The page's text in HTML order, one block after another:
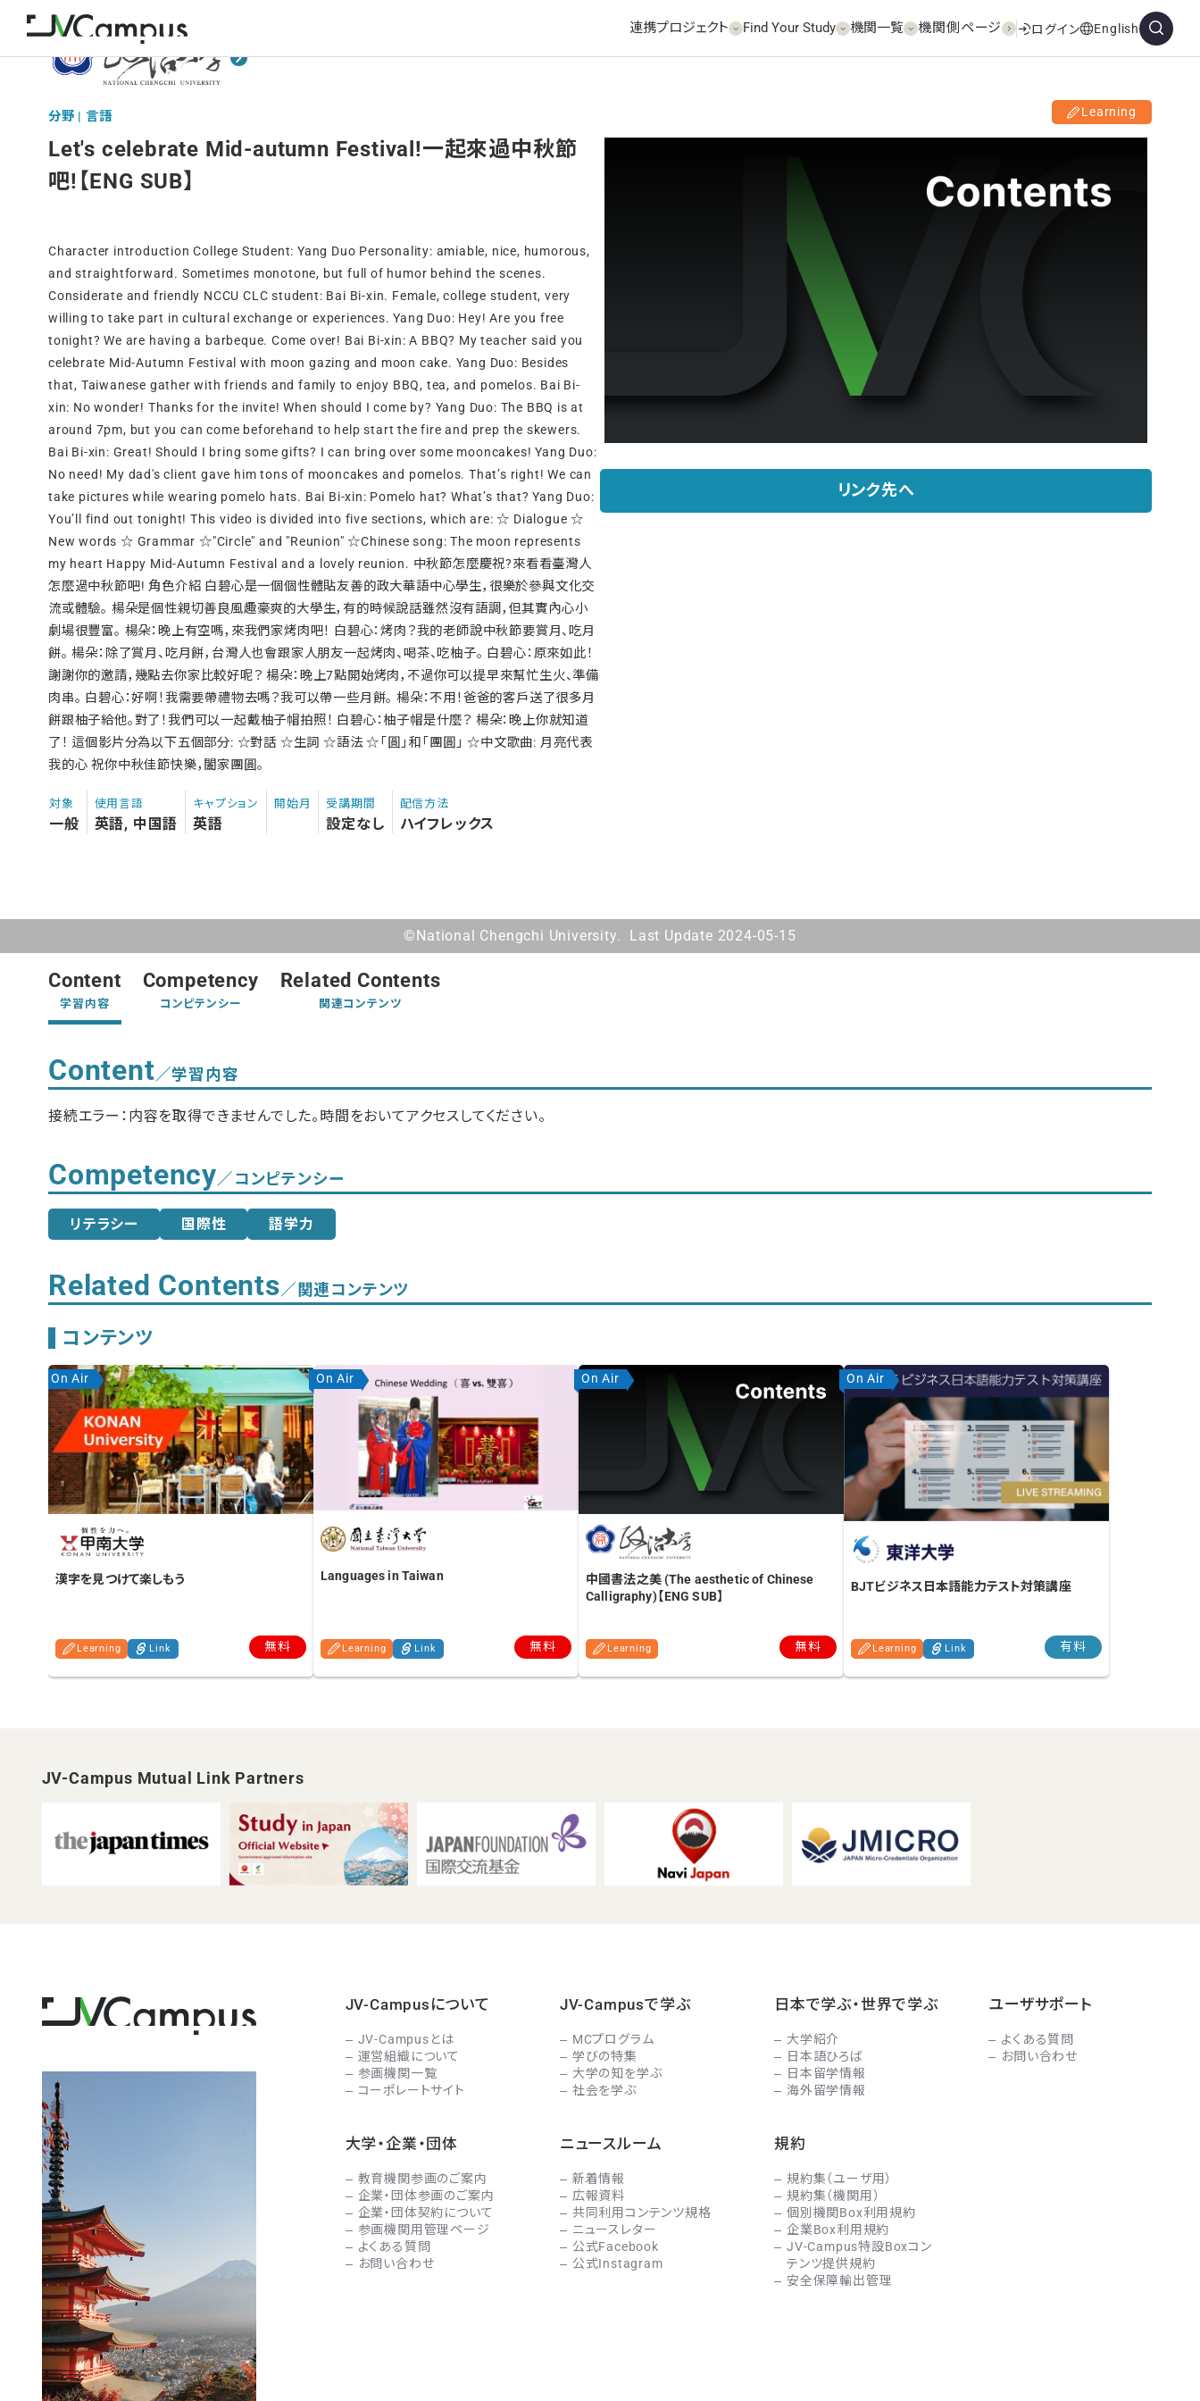
連携プロジェクト Find Your Study 機関一覧 機関側ページ ログイン English
分野 | 言語 Learning
Let's celebrate Mid-autumn Festival!一起來過中秋節
吧!【ENG SUB】
Character introduction College Student: Yang Duo Personality: amiable, nice, humorous,
and straightforward. Sometimes monotone, but full of humor behind the scenes.
Considerate and friendly NCCU CLC student: Bai Bi-xin. Female, college student, very
willing to take part in cultural exchange or experiences. Yang Duo: Hey! Are you free
tonight? We are having a barbeque. Come over! Bai Bi-xin: A BBQ? My teacher said you
celebrate Mid-Autumn Festival with moon gazing and moon cake. Yang Duo: Besides
that, Taiwanese gather with friends and family to enjoy BBQ, tea, and pomelos. Bai Bi-
xin: No wonder! Thanks for the invite! When should I come by? Yang Duo: The BBQ is at
around 7pm, but you can come beforehand to help start the fire and prep the skewers.
Bai Bi-xin: Great! Should I bring some gifts? I can bring over some mooncakes! Yang Duo:
No need! My dad's client gave him tons of mooncakes and pomelos. That’s right! We can
take pictures while wearing pomelo hats. Bai Bi-xin: Pomelo hat? What’s that? Yang Duo:
You’ll find out tonight! This video is divided into five sections, which are: ☆ Dialogue ☆
New words ☆ Grammar ☆"Circle" and "Reunion" ☆Chinese song: The moon represents
my heart Happy Mid-Autumn Festival and a lovely reunion. 中秋節怎麼慶祝?來看看臺灣人
怎麼過中秋節吧! 角色介紹 白碧心是一個個性體貼友善的政大華語中心學生，很樂於參與文化交
流或體驗。 楊朵是個性親切善良風趣豪爽的大學生，有的時候說話雖然沒有語調，但其實內心小
劇場很豐富。 楊朵：晚上有空嗎，來我們家烤肉吧！ 白碧心：烤肉？我的老師說中秋節要賞月、吃月
餅。 楊朵：除了賞月、吃月餅，台灣人也會跟家人朋友一起烤肉、喝茶、吃柚子。 白碧心：原來如此！
謝謝你的邀請，幾點去你家比較好呢？ 楊朵：晚上7點開始烤肉，不過你可以提早來幫忙生火、準備
肉串。 白碧心：好啊！我需要帶禮物去嗎？我可以帶一些月餅。 楊朵：不用！爸爸的客戶送了很多月
餅跟柚子給他。對了！我們可以一起戴柚子帽拍照！ 白碧心：柚子帽是什麼？ 楊朵：晚上你就知道
了！ 這個影片分為以下五個部分: ☆對話 ☆生詞 ☆語法 ☆「圓」和「團圓」 ☆中文歌曲: 月亮代表
我的心 祝你中秋佳節快樂，闔家團圓。
対象
一般
使用言語
英語, 中国語
キャプション
英語
開始月 受講期間
設定なし
配信方法
ハイフレックス
リンク先へ
©National Chengchi University. Last Update 2024-05-15
Content
学習内容
Competency
コンピテンシー
Related Contents
関連コンテンツ
Content／学習内容
接続エラー：内容を取得できませんでした。時間をおいてアクセスしてください。
Competency／コンピテンシー
リテラシー 国際性 語学力
Related Contents／関連コンテンツ
コンテンツ
漢字を見つけて楽しもう
Learning Link 無料
On Air
Languages in Taiwan
Learning Link 無料
On Air
中國書法之美 (The aesthetic of Chinese
Calligraphy)【ENG SUB】
Learning 無料
On Air
BJTビジネス日本語能力テスト対策講座
Learning Link 有料
On Air
JV-Campus Mutual Link Partners
JV-Campusについて
JV-Campusとは
運営組織について
参画機関一覧
コーポレートサイト
JV-Campusで学ぶ
MCプログラム
学びの特集
大学の知を学ぶ
社会を学ぶ
日本で学ぶ・世界で学ぶ
大学紹介
日本語ひろば
日本留学情報
海外留学情報
ユーザサポート
よくある質問
お問い合わせ
大学・企業・団体
教育機関参画のご案内
企業・団体参画のご案内
企業・団体契約について
参画機関用管理ページ
よくある質問
お問い合わせ
ニュースルーム
新着情報
広報資料
共同利用コンテンツ規格
ニュースレター
公式Facebook
公式Instagram
規約
規約集（ユーザ用）
規約集（機関用）
個別機関Box利用規約
企業Box利用規約
JV-Campus特設Boxコン
テンツ提供規約
安全保障輸出管理